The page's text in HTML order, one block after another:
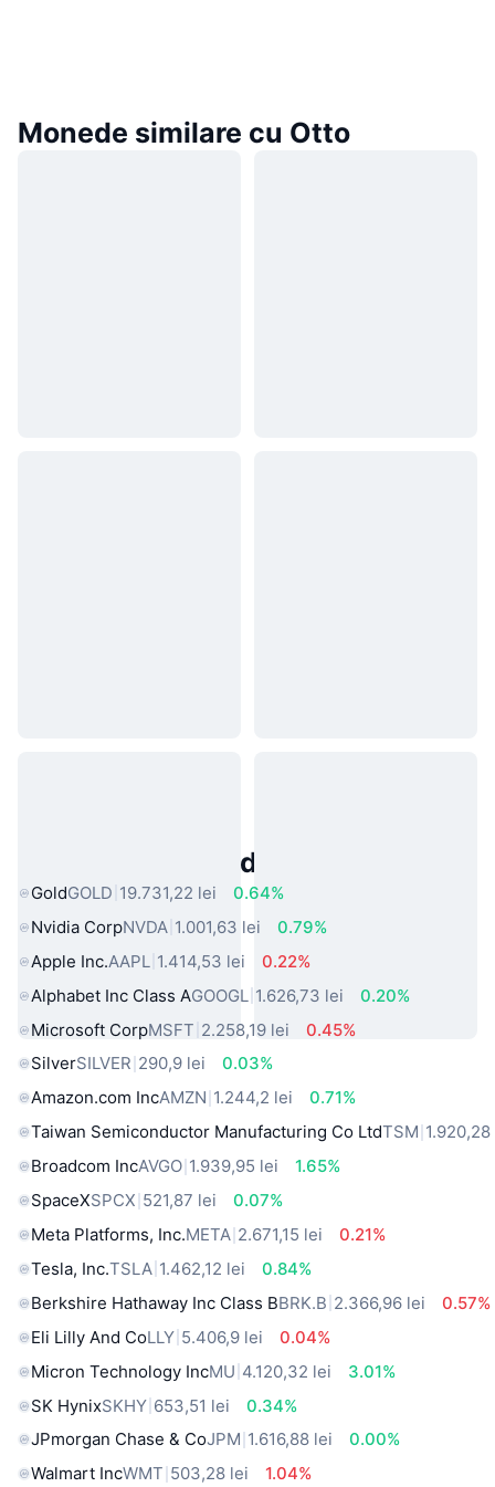
Monede similare cu Otto
Active Populare din Lumea Reală
GoldGOLD 19.731,22 lei
0.64%
Nvidia CorpNVDA 1.001,63 lei
0.79%
Apple Inc.AAPL 1.414,53 lei
0.22%
Alphabet Inc Class AGOOGL 1.626,73 lei
0.20%
Microsoft CorpMSFT 2.258,19 lei
0.45%
SilverSILVER 290,9 lei
0.03%
Amazon.com IncAMZN 1.244,2 lei
0.71%
Taiwan Semiconductor Manufacturing Co LtdTSM
Broadcom IncAVGO 1.939,95 lei
1.65%
SpaceXSPCX 521,87 lei
0.07%
Meta Platforms, Inc.META 2.671,15 lei
0.21%
Tesla, Inc.TSLA 1.462,12 lei
0.84%
Berkshire Hathaway Inc Class BBRK.B 2.366,96 lei
0.57%
Eli Lilly And CoLLY 5.406,9 lei
0.04%
Micron Technology IncMU 4.120,32 lei
3.01%
SK HynixSKHY 653,51 lei
0.34%
JPmorgan Chase & CoJPM 1.616,88 lei
0.00%
Walmart IncWMT 503,28 lei 1.04%